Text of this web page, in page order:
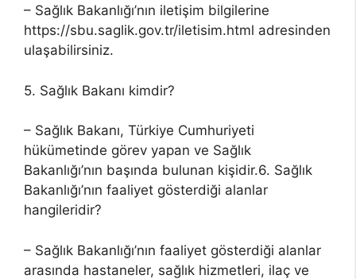
– Sağlık Bakanlığı’nın iletişim bilgilerine
https://sbu.saglik.gov.tr/iletisim.html adresinden
ulaşabilirsiniz.
5. Sağlık Bakanı kimdir?
– Sağlık Bakanı, Türkiye Cumhuriyeti
hükümetinde görev yapan ve Sağlık
Bakanlığı’nın başında bulunan kişidir.6. Sağlık
Bakanlığı’nın faaliyet gösterdiği alanlar
hangileridir?
– Sağlık Bakanlığı’nın faaliyet gösterdiği alanlar
arasında hastaneler, sağlık hizmetleri, ilaç ve